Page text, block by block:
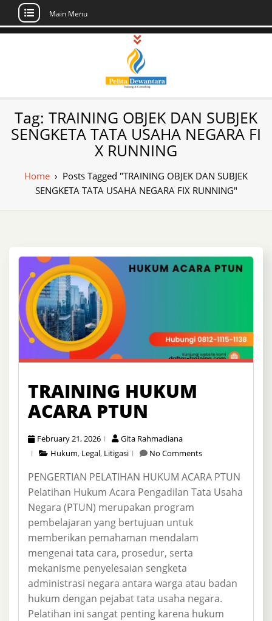
Skip
Main Menu
Pusat Pelatihan
dan Sertifikasi –
Daftar Training
Indonesia
Sertifikasi di Indonesia
Tag: TRAINING OBJEK DAN SUBJEK
SENGKETA TATA USAHA NEGARA FI
X RUNNING
Home › Posts Tagged "TRAINING OBJEK DAN SUBJEK
SENGKETA TATA USAHA NEGARA FIX RUNNING"
TRAINING HUKUM
ACARA PTUN
February 21, 2026
Gita Rahmadiana
Hukum, Legal, Litigasi No Comments
PENGERTIAN PELATIHAN HUKUM ACARA PTUN
Pelatihan Hukum Acara Pengadilan Tata Usaha
Negara (PTUN) merupakan program
pembelajaran yang bertujuan untuk
memberikan pemahaman mendalam
mengenai tata cara, prosedur, serta
mekanisme penyelesaian sengketa
administrasi negara antara warga atau badan
hukum dengan pejabat tata usaha negara.
Pelatihan ini sangat penting karena hukum